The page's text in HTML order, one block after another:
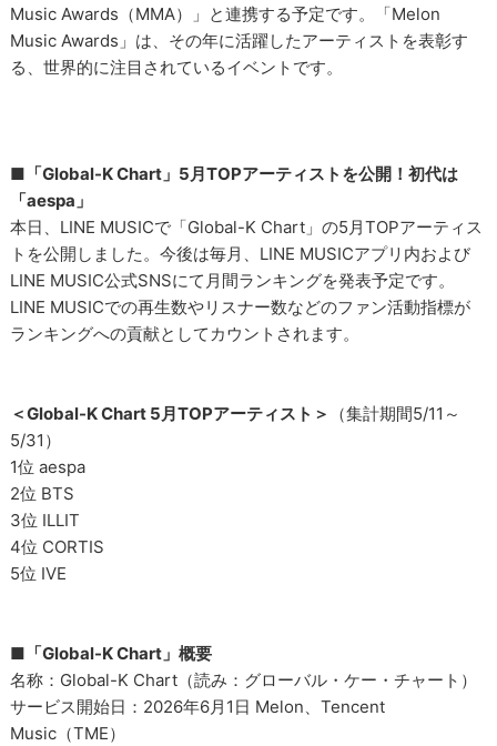
Music Awards（MMA）」と連携する予定です。「Melon
Music Awards」は、その年に活躍したアーティストを表彰す
る、世界的に注目されているイベントです。
■「Global-K Chart」5月TOPアーティストを公開！初代は
「aespa」
本日、LINE MUSICで「Global-K Chart」の5月TOPアーティス
トを公開しました。今後は毎月、LINE MUSICアプリ内および
LINE MUSIC公式SNSにて月間ランキングを発表予定です。
LINE MUSICでの再生数やリスナー数などのファン活動指標が
ランキングへの貢献としてカウントされます。
＜Global-K Chart 5月TOPアーティスト＞
（集計期間5/11～
5/31）
1位 aespa
2位 BTS
3位 ILLIT
4位 CORTIS
5位 IVE
■「Global-K Chart」概要
名称：Global-K Chart（読み：グローバル・ケー・チャート）
サービス開始日：2026年6月1日 Melon、Tencent
Music（TME）